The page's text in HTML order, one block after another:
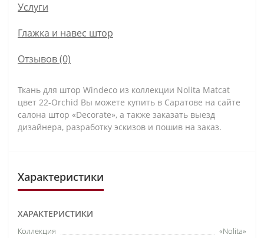
Услуги
Глажка и навес штор
Отзывов (0)
Ткань для штор Windeco из коллекции Nolita Matcat
цвет 22-Orchid Вы можете купить в Саратове на сайте
салона штор «Decorate», а также заказать выезд
дизайнера, разработку эскизов и пошив на заказ.
Характеристики
ХАРАКТЕРИСТИКИ
Коллекция
«Nolita»